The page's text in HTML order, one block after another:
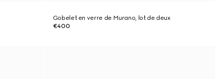
Gobelet en verre de Murano, lot de deux
€400